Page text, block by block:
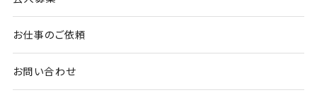
お仕事のご依頼
お問い合わせ